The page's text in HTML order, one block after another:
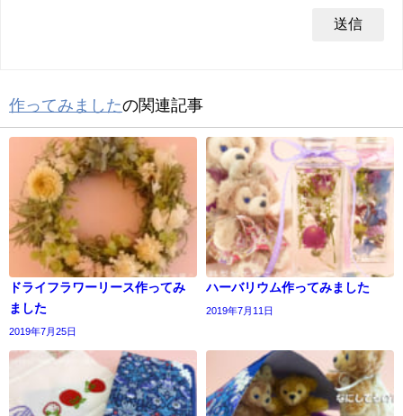
作ってみましたの関連記事
ドライフラワーリース作ってみ
ました
2019年7月25日
ハーバリウム作ってみました
2019年7月11日